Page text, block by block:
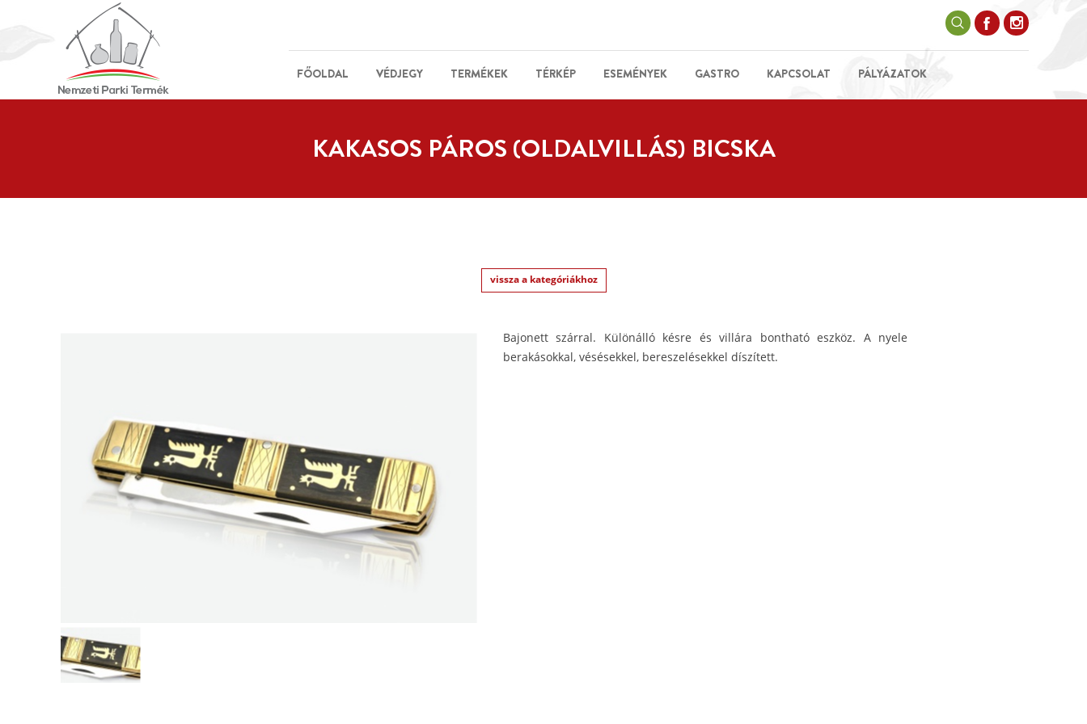
FŐOLDAL VÉDJEGY TERMÉKEK TÉRKÉP ESEMÉNYEK GASTRO KAPCSOLAT PÁLYÁZATOK
KAKASOS PÁROS (OLDALVILLÁS) BICSKA
vissza a kategóriákhoz
Bajonett szárral. Különálló késre és villára bontható eszköz. A nyele
berakásokkal, vésésekkel, bereszelésekkel díszített.